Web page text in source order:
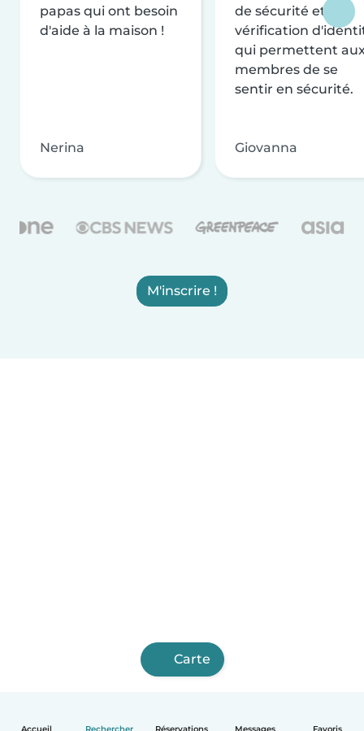
Accueil Rechercher Réservations Messages Favoris
papas qui ont besoin
d'aide à la maison !
Nerina
de sécurité et de
vérification
qui permettent
membres de se
sentir en sécurité.
Giovanna
M'inscrire !
Carte